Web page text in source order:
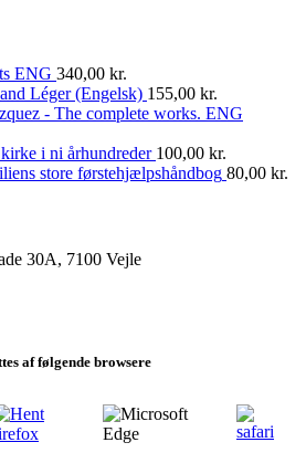
ENG 340,00 kr.
Léger (Engelsk) 155,00 kr.
- The complete works. ENG
i ni århundreder 100,00 kr.
store førstehjælpshåndbog 80,00 kr.
30A, 7100 Vejle
af følgende browsere